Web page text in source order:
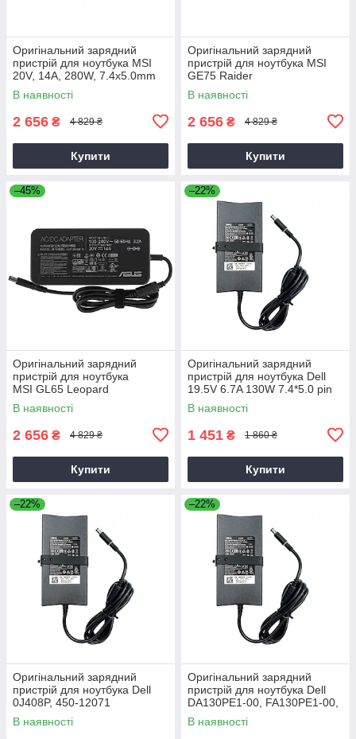
Оригінальний зарядний
пристрій для ноутбука MSI
20V, 14A, 280W, 7.4x5.0mm
В наявності
2 656 ₴ 4 829 ₴
Купити
Оригінальний зарядний
пристрій для ноутбука MSI
GE75 Raider
В наявності
2 656 ₴ 4 829 ₴
Купити
–45%
Оригінальний зарядний
пристрій для ноутбука
MSI GL65 Leopard
В наявності
2 656 ₴ 4 829 ₴
Купити
–22%
Оригінальний зарядний
пристрій для ноутбука Dell
19.5V 6.7A 130W 7.4*5.0 pin
Slim (PA-4E)
В наявності
1 451 ₴ 1 860 ₴
Купити
–22%
Оригінальний зарядний
пристрій для ноутбука Dell
0J408P, 450-12071
В наявності
–22%
Оригінальний зарядний
пристрій для ноутбука Dell
DA130PE1-00, FA130PE1-00,
HA130PM160
В наявності